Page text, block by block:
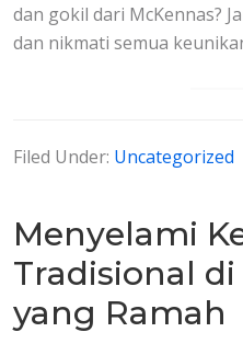
dan gokil dari McKennas?
dan nikmati semua
Filed Under: Uncategorized
Menyelami
Tradisional
yang Ramah